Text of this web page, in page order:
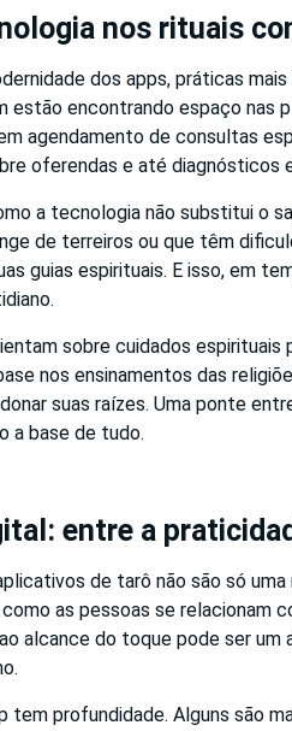
nos rituais
dos apps, práticas
estão encontrando espaço nas
agendamento de consultas
oferendas e até diagnósticos
a tecnologia não substitui o
de terreiros ou que têm
guias espirituais. E isso, em
sobre cuidados espirituais
nos ensinamentos das
suas raízes. Uma ponte
a base de tudo.
entre a
de tarô não são só
as pessoas se relacionam
alcance do toque pode ser
tem profundidade. Alguns são